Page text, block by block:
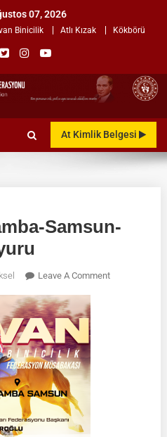
07, 2026
Binicilik Atlı Kızak Kökbörü
ATLI
At Kimlik Belgesi
Samsun-
Leave A CommentOn